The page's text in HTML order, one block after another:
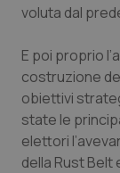
Puglia
Infezioni
Malattie
voluta dal
E poi proprio
costruzione
obiettivi
state le
elettori
della Rust Belt